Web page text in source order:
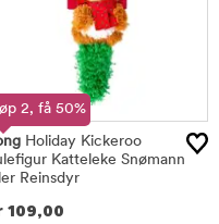
2, få 50%
Holiday Kickeroo
Katteleke Snømann
Reinsdyr
109,00